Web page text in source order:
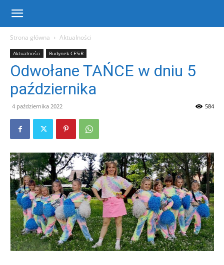
Centrum
Sportu
Rekreacji
Warce
Strona główna Aktualności
Aktualności Budynek CESiR
Odwołane TAŃCE w dniu 5
października
4 października 2022 584